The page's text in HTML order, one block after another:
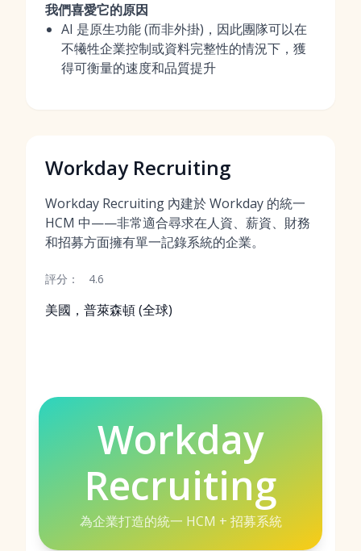
我們喜愛它的原因
AI 是原生功能 (而非外掛)，因此團隊可以在
不犧牲企業控制或資料完整性的情況下，獲
得可衡量的速度和品質提升
Workday Recruiting
Workday Recruiting 內建於 Workday 的統一
HCM 中——非常適合尋求在人資、薪資、財務
和招募方面擁有單一記錄系統的企業。
評分： 4.6
美國，普萊森頓 (全球)
Workday
Recruiting
為企業打造的統一 HCM + 招募系統